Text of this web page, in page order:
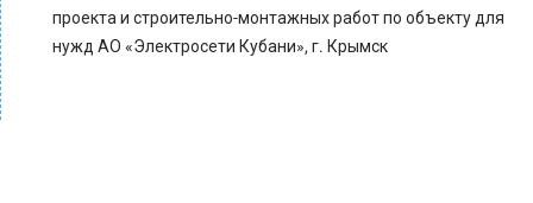
проекта и строительно-монтажных работ по объекту для
нужд АО «Электросети Кубани», г. Крымск